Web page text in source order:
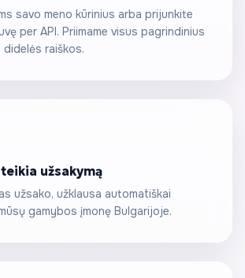
savo meno kūrinius arba prijunkite
per API. Priimame visus pagrindinius
raiškos.
užsakymą
užsako, užklausa automatiškai
gamybos įmonę Bulgarijoje.